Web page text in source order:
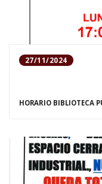
27/11/2024
HORARIO BIBLIOTECA